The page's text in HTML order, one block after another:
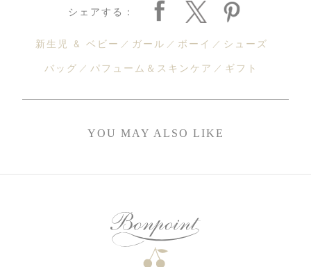
シェアする：
新生児 & ベビー ガール ボーイ シューズ
バッグ パフューム＆スキンケア ギフト
YOU MAY ALSO LIKE